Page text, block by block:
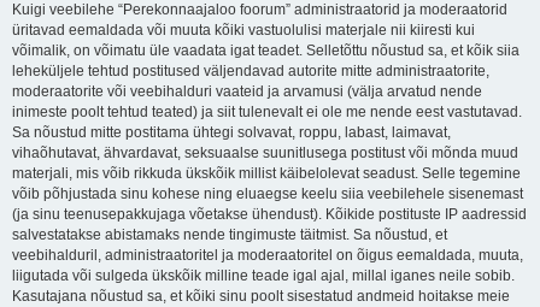
Kuigi veebilehe “Perekonnaajaloo foorum” administraatorid ja moderaatorid
üritavad eemaldada või muuta kõiki vastuolulisi materjale nii kiiresti kui
võimalik, on võimatu üle vaadata igat teadet. Selletõttu nõustud sa, et kõik siia
leheküljele tehtud postitused väljendavad autorite mitte administraatorite,
moderaatorite või veebihalduri vaateid ja arvamusi (välja arvatud nende
inimeste poolt tehtud teated) ja siit tulenevalt ei ole me nende eest vastutavad.
Sa nõustud mitte postitama ühtegi solvavat, roppu, labast, laimavat,
vihaõhutavat, ähvardavat, seksuaalse suunitlusega postitust või mõnda muud
materjali, mis võib rikkuda ükskõik millist käibelolevat seadust. Selle tegemine
võib põhjustada sinu kohese ning eluaegse keelu siia veebilehele sisenemast
(ja sinu teenusepakkujaga võetakse ühendust). Kõikide postituste IP aadressid
salvestatakse abistamaks nende tingimuste täitmist. Sa nõustud, et
veebihalduril, administraatoritel ja moderaatoritel on õigus eemaldada, muuta,
liigutada või sulgeda ükskõik milline teade igal ajal, millal iganes neile sobib.
Kasutajana nõustud sa, et kõiki sinu poolt sisestatud andmeid hoitakse meie